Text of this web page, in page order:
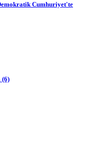
Cumhuriyet'te
(6)